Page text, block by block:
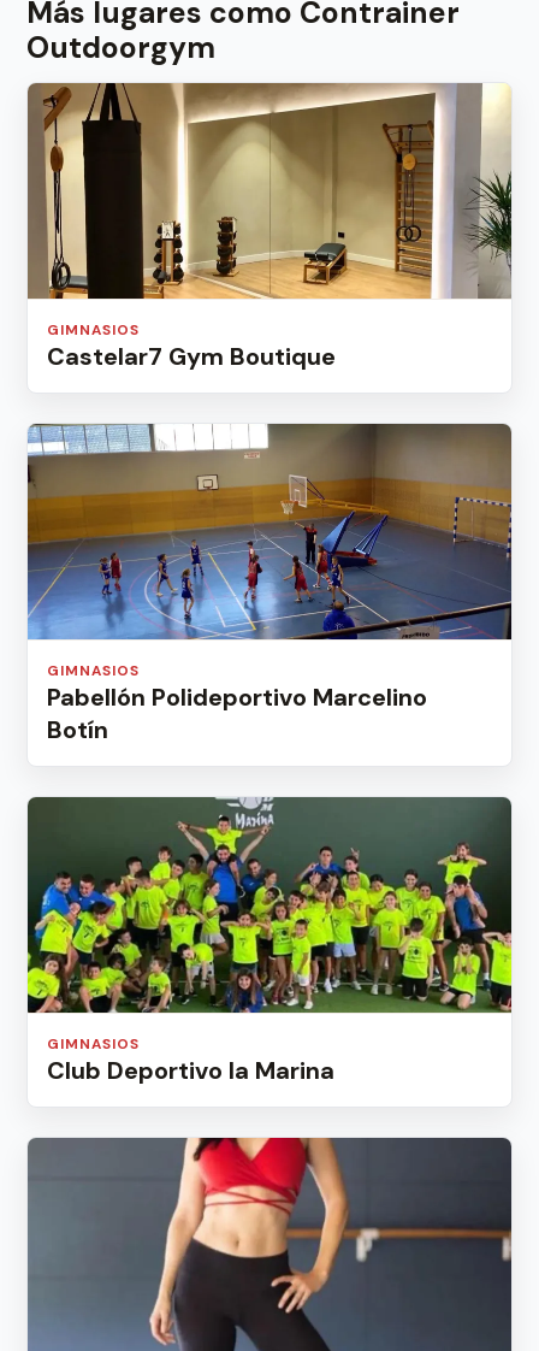
Más lugares como Contrainer
Outdoorgym
GIMNASIOS
Castelar7 Gym Boutique
GIMNASIOS
Pabellón Polideportivo Marcelino
Botín
GIMNASIOS
Club Deportivo la Marina